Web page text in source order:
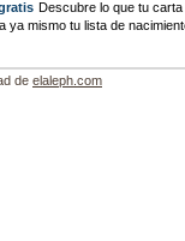
Descubre lo que tu
ya mismo tu lista de
de elaleph.com